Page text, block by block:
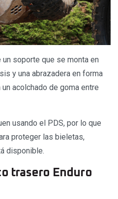
soporte que se monta en
y una abrazadera en forma
acolchado de goma entre
usando el PDS, por lo que
proteger las bieletas,
disponible.
trasero Enduro